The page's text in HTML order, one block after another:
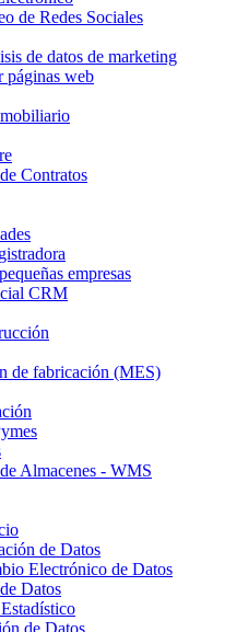
de Redes Sociales
de datos de marketing
páginas web
Contratos
empresas
CRM
de fabricación (MES)
Almacenes - WMS
de Datos
Electrónico de Datos
Datos
de Datos